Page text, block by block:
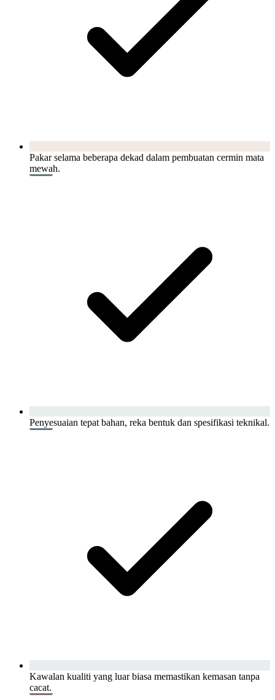
Pakar selama beberapa dekad dalam pembuatan cermin mata
mewah.
Penyesuaian tepat bahan, reka bentuk dan spesifikasi teknikal.
Kawalan kualiti yang luar biasa memastikan kemasan tanpa
cacat.